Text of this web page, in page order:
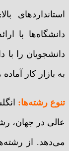
استانداردهای
دانشگاه‌ها با
دانشجویان را
به بازار کار
تنوع رشته‌ها:
عالی در جهان،
می‌دهد. از